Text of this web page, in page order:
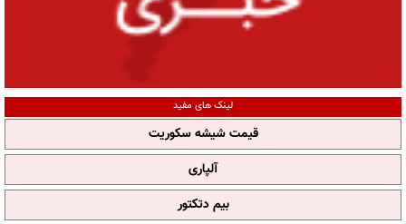
لینک های مفید
قیمت شیشه سکوریت
آلپاری
بیم دتکتور